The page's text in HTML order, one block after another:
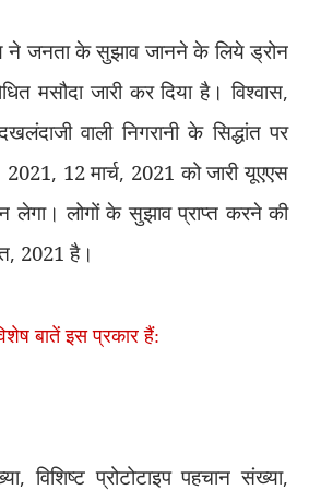
ने जनता के सुझाव जानने के लिये ड्रोन
मसौदा जारी कर दिया है। विश्वास,
वाली निगरानी के सिद्धांत पर
2021, 12 मार्च, 2021 को जारी यूएएस
लेगा। लोगों के सुझाव प्राप्त करने की
, 2021 है।
बातें इस प्रकार हैं:
,विशिष्ट प्रोटोटाइप पहचान संख्या,